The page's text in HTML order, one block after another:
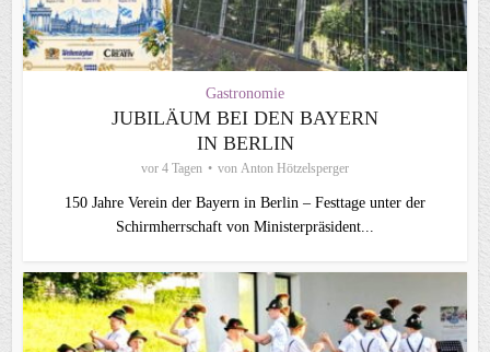
Gastronomie
JUBILÄUM BEI DEN BAYERN
IN BERLIN
vor 4 Tagen von Anton Hötzelsperger
150 Jahre Verein der Bayern in Berlin – Festtage unter der
Schirmherrschaft von Ministerpräsident...